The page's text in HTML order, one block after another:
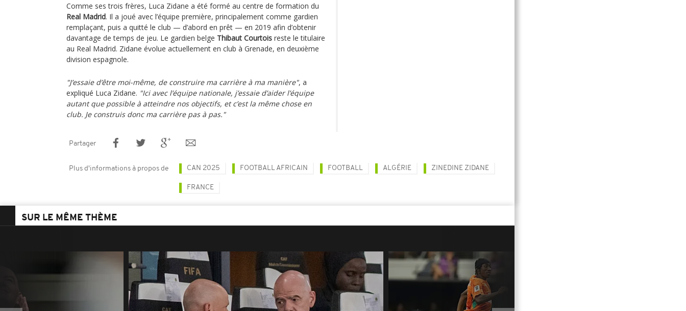
Comme ses trois frères, Luca Zidane a été formé au centre de formation du
Real Madrid. Il a joué avec l’équipe première, principalement comme gardien
remplaçant, puis a quitté le club — d’abord en prêt — en 2019 afin d’obtenir
davantage de temps de jeu. Le gardien belge Thibaut Courtois reste le titulaire
au Real Madrid. Zidane évolue actuellement en club à Grenade, en deuxième
division espagnole.
"J’essaie d’être moi-même, de construire ma carrière à ma manière", a
expliqué Luca Zidane. "Ici avec l’équipe nationale, j’essaie d’aider l’équipe
autant que possible à atteindre nos objectifs, et c’est la même chose en
club. Je construis donc ma carrière pas à pas."
Partager
Plus d'informations à propos de CAN 2025 FOOTBALL AFRICAIN FOOTBALL ALGÉRIE ZINEDINE ZIDANE
FRANCE
SUR LE MÊME THÈME